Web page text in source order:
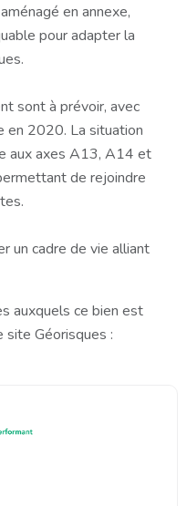
en annexe,
pour adapter la
sont à prévoir, avec
en 2020. La situation
aux axes A13, A14 et
de rejoindre
un cadre de vie alliant
auxquels ce bien est
Géorisques :